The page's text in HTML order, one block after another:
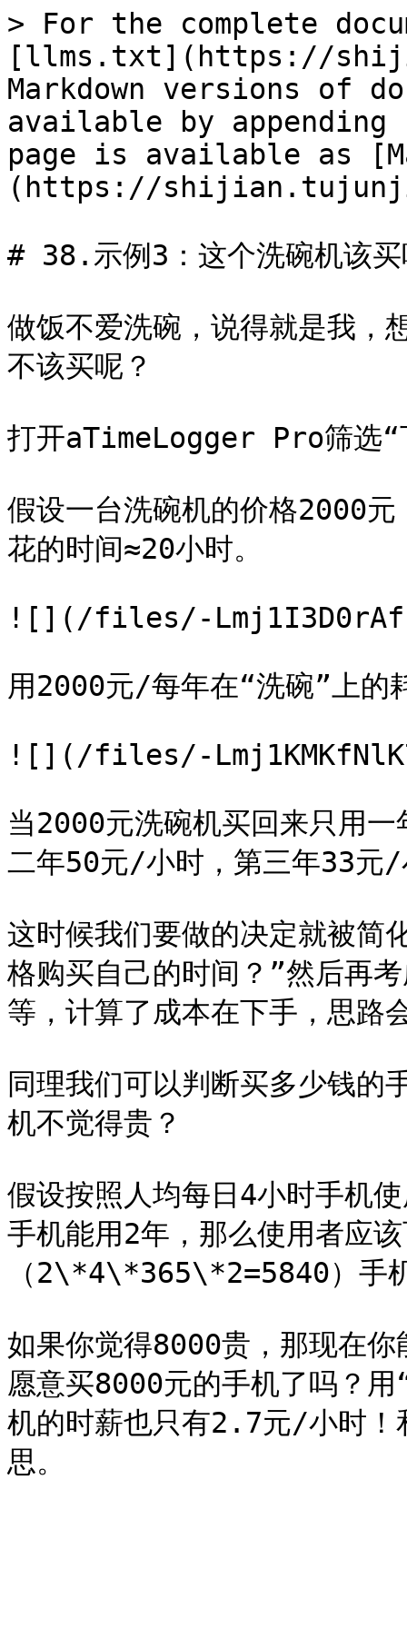
> For the complete
[llms.txt](https://
Markdown versions of
available by
page is available as
(https://
# 38.示例3：这个洗碗机该买
做饭不爱洗碗，说得就是我，
不该买呢？
打开aTimeLogger Pro筛选“
假设一台洗碗机的价格2000
花的时间≈20小时。
![](/files/-
用2000元/每年在“洗碗”上的
![](/files/-
当2000元洗碗机买回来只用
二年50元/小时，第三年33元/
这时候我们要做的决定就被简
格购买自己的时间？”然后再
等，计算了成本在下手，思路
同理我们可以判断买多少钱的
机不觉得贵？
假设按照人均每日4小时手机
手机能用2年，那么使用者应
（2\*4\*365\*2=5840）手
如果你觉得8000贵，那现在
愿意买8000元的手机了吗？
机的时薪也只有2.7元/小时！